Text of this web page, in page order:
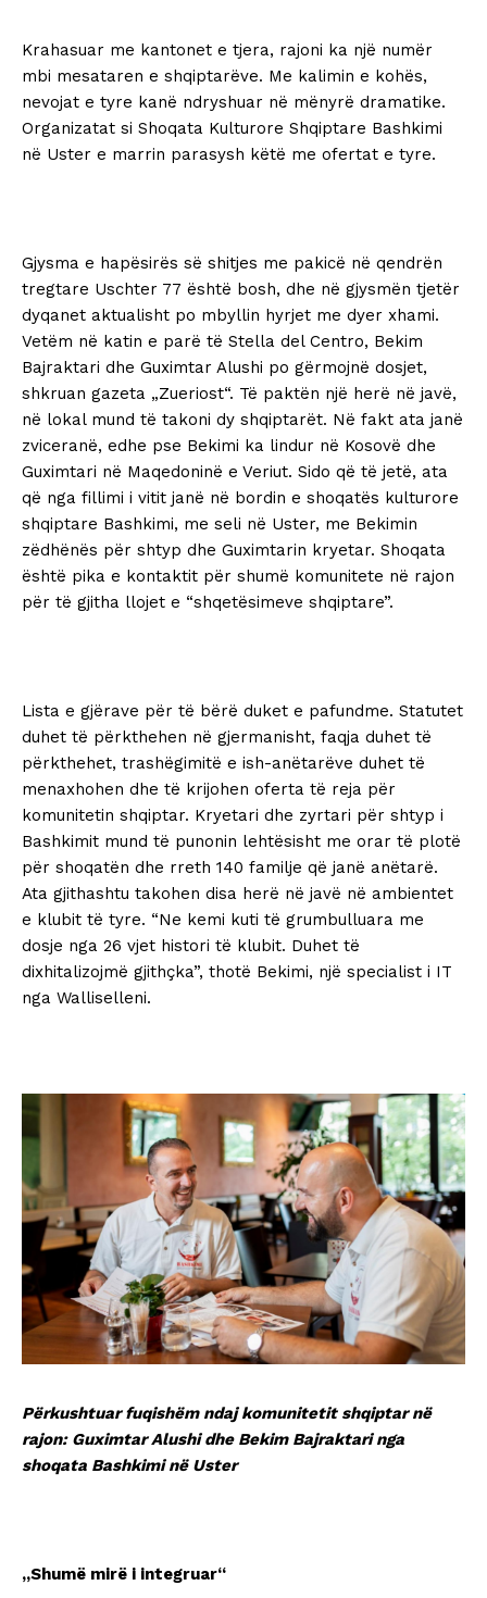
Krahasuar me kantonet e tjera, rajoni ka një numër
mbi mesataren e shqiptarëve. Me kalimin e kohës,
nevojat e tyre kanë ndryshuar në mënyrë dramatike.
Organizatat si Shoqata Kulturore Shqiptare Bashkimi
në Uster e marrin parasysh këtë me ofertat e tyre.
Gjysma e hapësirës së shitjes me pakicë në qendrën
tregtare Uschter 77 është bosh, dhe në gjysmën tjetër
dyqanet aktualisht po mbyllin hyrjet me dyer xhami.
Vetëm në katin e parë të Stella del Centro, Bekim
Bajraktari dhe Guximtar Alushi po gërmojnë dosjet,
shkruan gazeta „Zueriost“. Të paktën një herë në javë,
në lokal mund të takoni dy shqiptarët. Në fakt ata janë
zviceranë, edhe pse Bekimi ka lindur në Kosovë dhe
Guximtari në Maqedoninë e Veriut. Sido që të jetë, ata
që nga fillimi i vitit janë në bordin e shoqatës kulturore
shqiptare Bashkimi, me seli në Uster, me Bekimin
zëdhënës për shtyp dhe Guximtarin kryetar. Shoqata
është pika e kontaktit për shumë komunitete në rajon
për të gjitha llojet e “shqetësimeve shqiptare”.
Lista e gjërave për të bërë duket e pafundme. Statutet
duhet të përkthehen në gjermanisht, faqja duhet të
përkthehet, trashëgimitë e ish-anëtarëve duhet të
menaxhohen dhe të krijohen oferta të reja për
komunitetin shqiptar. Kryetari dhe zyrtari për shtyp i
Bashkimit mund të punonin lehtësisht me orar të plotë
për shoqatën dhe rreth 140 familje që janë anëtarë.
Ata gjithashtu takohen disa herë në javë në ambientet
e klubit të tyre. “Ne kemi kuti të grumbulluara me
dosje nga 26 vjet histori të klubit. Duhet të
dixhitalizojmë gjithçka”, thotë Bekimi, një specialist i IT
nga Walliselleni.
Përkushtuar fuqishëm ndaj komunitetit shqiptar në
rajon: Guximtar Alushi dhe Bekim Bajraktari nga
shoqata Bashkimi në Uster
„Shumë mirë i integruar“